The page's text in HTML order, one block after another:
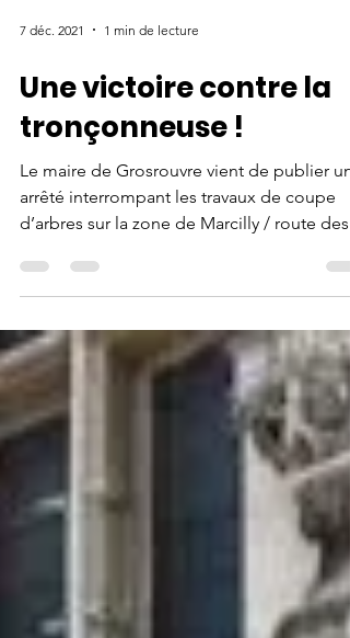
7 déc. 2021 1 min de lecture
Une victoire contre la
tronçonneuse !
Le maire de Grosrouvre vient de publier un
arrêté interrompant les travaux de coupe
d’arbres sur la zone de Marcilly / route des